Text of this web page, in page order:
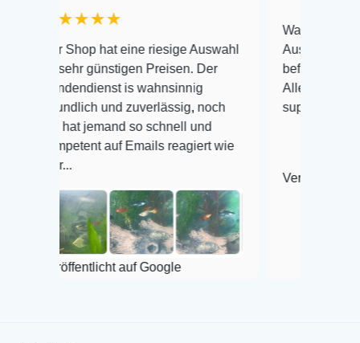
hat eine riesige Auswahl
günstigen Preisen. Der
is wahnsinnig
und zuverlässig, noch
jemand so schnell und
auf Emails reagiert wie
auf Google
Warenanlieferung Top
Auswahl plus
befinden der Fische
Alles ist quick lebendig
super Zustand. Gerne
Veröffentlicht auf Google